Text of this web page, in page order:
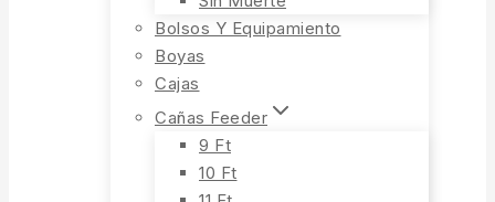
Bolsos Y Equipamiento
Boyas
Cajas
Cañas Feeder
9 Ft
10 Ft